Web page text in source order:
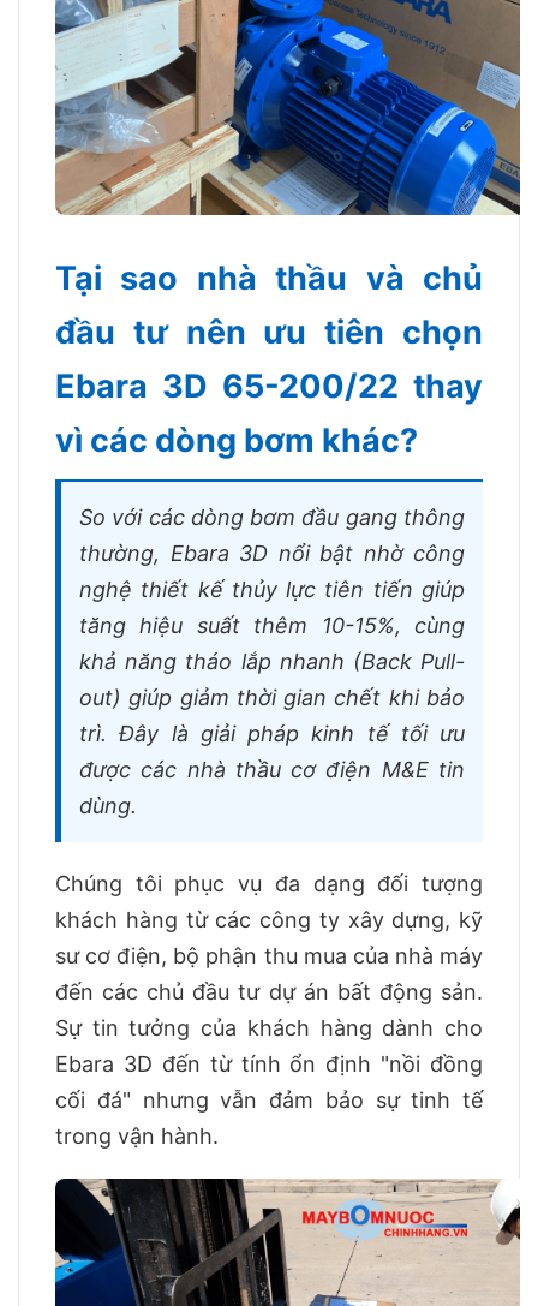
Tại sao nhà thầu và chủ
đầu tư nên ưu tiên chọn
Ebara 3D 65-200/22 thay
vì các dòng bơm khác?
So với các dòng bơm đầu gang thông
thường, Ebara 3D nổi bật nhờ công
nghệ thiết kế thủy lực tiên tiến giúp
tăng hiệu suất thêm 10-15%, cùng
khả năng tháo lắp nhanh (Back Pull-
out) giúp giảm thời gian chết khi bảo
trì. Đây là giải pháp kinh tế tối ưu
được các nhà thầu cơ điện M&E tin
dùng.
Chúng tôi phục vụ đa dạng đối tượng
khách hàng từ các công ty xây dựng, kỹ
sư cơ điện, bộ phận thu mua của nhà máy
đến các chủ đầu tư dự án bất động sản.
Sự tin tưởng của khách hàng dành cho
Ebara 3D đến từ tính ổn định "nồi đồng
cối đá" nhưng vẫn đảm bảo sự tinh tế
trong vận hành.